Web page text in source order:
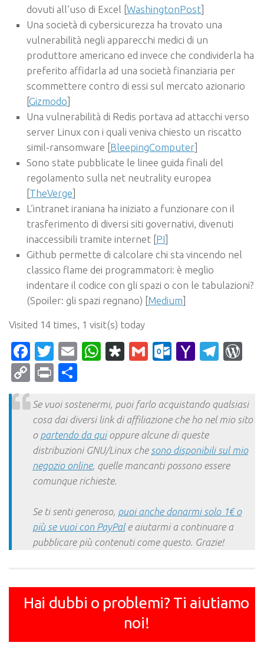
dovuti all’uso di Excel [WashingtonPost]
Una società di cybersicurezza ha trovato una
vulnerabilità negli apparecchi medici di un
produttore americano ed invece che condividerla ha
preferito affidarla ad una società finanziaria per
scommettere contro di essi sul mercato azionario
[Gizmodo]
Una vulnerabilità di Redis portava ad attacchi verso
server Linux con i quali veniva chiesto un riscatto
simil-ransomware [BleepingComputer]
Sono state pubblicate le linee guida finali del
regolamento sulla net neutrality europea
[TheVerge]
L’intranet iraniana ha iniziato a funzionare con il
trasferimento di diversi siti governativi, divenuti
inaccessibili tramite internet [PI]
Github permette di calcolare chi sta vincendo nel
classico flame dei programmatori: è meglio
indentare il codice con gli spazi o con le tabulazioni?
(Spoiler: gli spazi regnano) [Medium]
Visited 14 times, 1 visit(s) today
Facebook
Twitter
EmailWhatsApp
Diaspora
Gmail Yahoo
CopyPrint
Se vuoi sostenermi, puoi farlo acquistando qualsiasi
cosa dai diversi link di affiliazione che ho nel mio sito
o partendo da quioppure alcune di queste
distribuzioni GNU/Linux che sono disponibili sul mio
negozio online, quelle mancanti possono essere
comunque richieste.
Se ti senti generoso, puoi anche donarmi solo 1€ o
più se vuoi con PayPale aiutarmi a continuare a
pubblicare più contenuti come questo. Grazie!
Hai dubbi o problemi? Ti aiutiamo
noi!